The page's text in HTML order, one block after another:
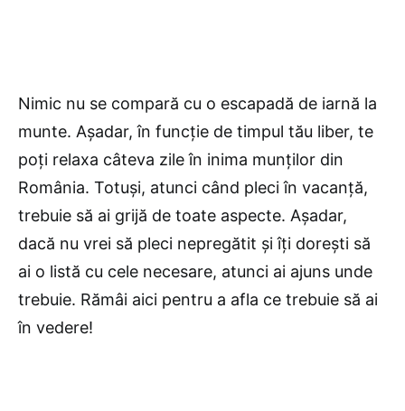
Nimic nu se compară cu o escapadă de iarnă la
munte. Așadar, în funcție de timpul tău liber, te
poți relaxa câteva zile în inima munților din
România. Totuși, atunci când pleci în vacanță,
trebuie să ai grijă de toate aspecte. Așadar,
dacă nu vrei să pleci nepregătit și îți dorești să
ai o listă cu cele necesare, atunci ai ajuns unde
trebuie. Rămâi aici pentru a afla ce trebuie să ai
în vedere!